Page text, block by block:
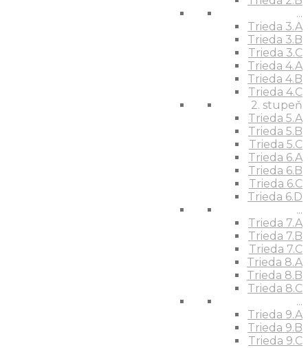
...
Trieda 3.A
Trieda 3.B
Trieda 3.C
Trieda 4.A
Trieda 4.B
Trieda 4.C
2. stupeň
Trieda 5.A
Trieda 5.B
Trieda 5.C
Trieda 6.A
Trieda 6.B
Trieda 6.C
Trieda 6.D
...
Trieda 7.A
Trieda 7.B
Trieda 7.C
Trieda 8.A
Trieda 8.B
Trieda 8.C
...
Trieda 9.A
Trieda 9.B
Trieda 9.C